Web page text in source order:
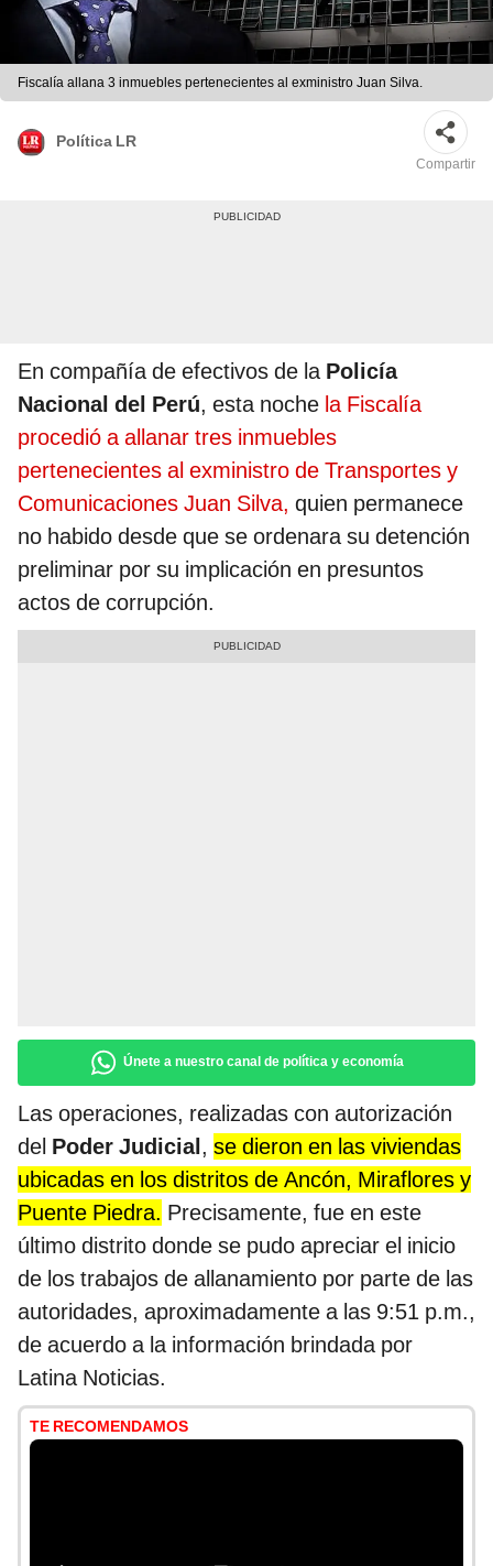
Fiscalía allana 3 inmuebles pertenecientes al exministro Juan Silva.
Política LR
Compartir
En compañía de efectivos de la Policía
Nacional del Perú, esta noche la Fiscalía
procedió a allanar tres inmuebles
pertenecientes al exministro de Transportes y
Comunicaciones Juan Silva, quien permanece
no habido desde que se ordenara su detención
preliminar por su implicación en presuntos
actos de corrupción.
Únete a nuestro canal de política y economía
Las operaciones, realizadas con autorización
del Poder Judicial, se dieron en las viviendas
ubicadas en los distritos de Ancón, Miraflores y
Puente Piedra. Precisamente, fue en este
último distrito donde se pudo apreciar el inicio
de los trabajos de allanamiento por parte de las
autoridades, aproximadamente a las 9:51 p.m.,
de acuerdo a la información brindada por
Latina Noticias.
TE RECOMENDAMOS